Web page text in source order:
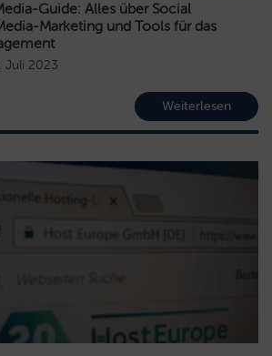
Guide: Alles über Social
Marketing und Tools für das
Juli 2023
Weiterlesen